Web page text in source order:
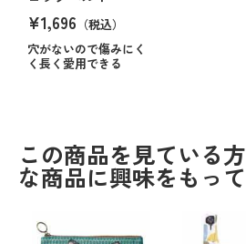
¥1,696 （税込）
穴がないので傷みにく
く長く愛用できる
この商品を見ている
な商品に興味をもっ